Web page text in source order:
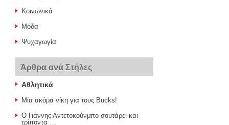
Κοινωνικά
Μόδα
Ψυχαγωγία
Άρθρα ανά Στήλες
Αθλητικά
Μία ακόμα νίκη για τους Bucks!
Ο Γιάννης Αντετοκούνμπο σουτάρει και
τρίποντα …